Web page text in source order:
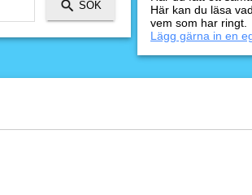
Här kan du läsa
vem som har ringt.
Lägg gärna in en